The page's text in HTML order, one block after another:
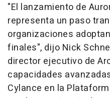
"El lanzamiento de
representa un paso
organizaciones
finales", dijo Nick
director ejecutivo de
capacidades
Cylance en la